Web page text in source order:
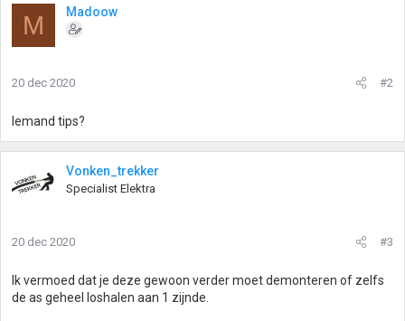
M Madoow
20 dec 2020 #2
Iemand tips?
Vonken_trekker
Specialist Elektra
20 dec 2020 #3
Ik vermoed dat je deze gewoon verder moet demonteren of zelfs
de as geheel loshalen aan 1 zijnde.